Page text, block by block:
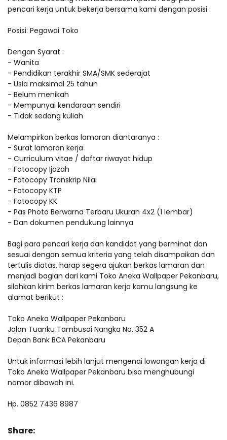
pencari kerja untuk bekerja bersama kami dengan posisi :
Posisi: Pegawai Toko
Dengan Syarat :
- Wanita
- Pendidikan terakhir SMA/SMK sederajat
- Usia maksimal 25 tahun
- Belum menikah
- Mempunyai kendaraan sendiri
- Tidak sedang kuliah
Melampirkan berkas lamaran diantaranya :
- Surat lamaran kerja
- Curriculum vitae / daftar riwayat hidup
- Fotocopy Ijazah
- Fotocopy Transkrip Nilai
- Fotocopy KTP
- Fotocopy KK
- Pas Photo Berwarna Terbaru Ukuran 4x2 (1 lembar)
- Dan dokumen pendukung lainnya
Bagi para pencari kerja dan kandidat yang berminat dan
sesuai dengan semua kriteria yang telah disampaikan dan
tertulis diatas, harap segera ajukan berkas lamaran dan
menjadi bagian dari kami Toko Aneka Wallpaper Pekanbaru,
silahkan kirim berkas lamaran kerja kamu langsung ke
alamat berikut :
Toko Aneka Wallpaper Pekanbaru
Jalan Tuanku Tambusai Nangka No. 352 A
Depan Bank BCA Pekanbaru
Untuk informasi lebih lanjut mengenai lowongan kerja di
Toko Aneka Wallpaper Pekanbaru bisa menghubungi
nomor dibawah ini.
Hp. 0852 7436 8987
Share: